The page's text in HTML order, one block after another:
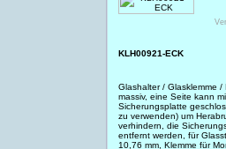
KLH00921-ECK
Glashalter / Glasklemme
massiv, eine Seite kann
Sicherungsplatte
zu verwenden) um
verhindern, die
entfernt werden, für
10,76 mm, Klemme für